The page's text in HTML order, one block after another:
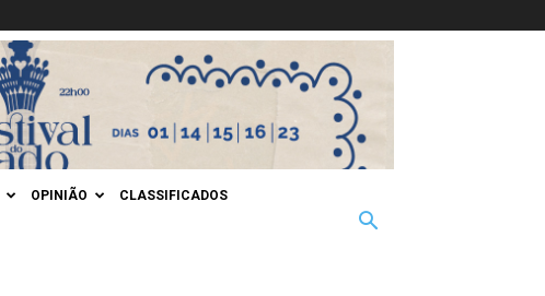
OPINIÃO CLASSIFICADOS